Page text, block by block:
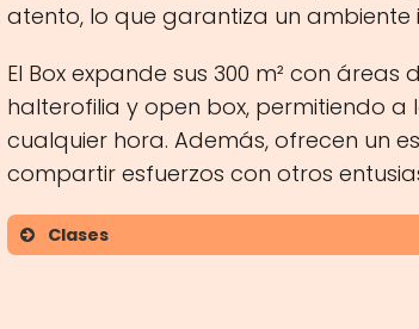
atento, lo que garantiza un ambiente
El Box expande sus 300 m² con áreas
halterofilia y open box, permitiendo a
cualquier hora. Además, ofrecen un
compartir esfuerzos con otros
Clases